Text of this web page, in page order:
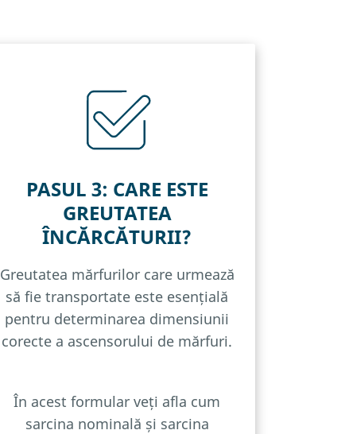
PASUL 3: CARE ESTE
GREUTATEA
ÎNCĂRCĂTURII?
Greutatea mărfurilor care urmează
să fie transportate este esențială
pentru determinarea dimensiunii
corecte a ascensorului de mărfuri.
În acest formular veți afla cum
sarcina nominală și sarcina